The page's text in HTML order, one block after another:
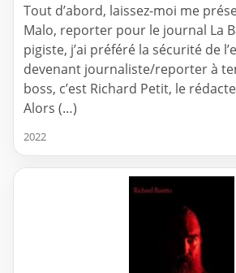
Tout d’abord, laissez-moi me
Malo, reporter pour le journal La
pigiste, j’ai préféré la sécurité de
devenant journaliste/reporter à
boss, c’est Richard Petit, le
Alors (…)
2022